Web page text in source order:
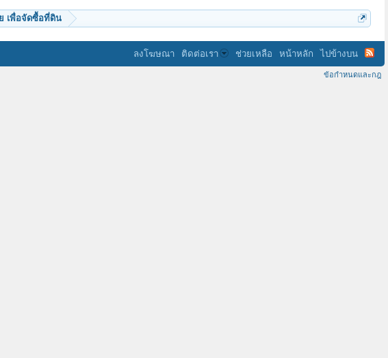
เพื่อจัดซื้อที่ดิน
ลงโฆษณา ติดต่อเรา ช่วยเหลือ หน้าหลัก ไปข้างบน
ข้อกำหนดและกฎ